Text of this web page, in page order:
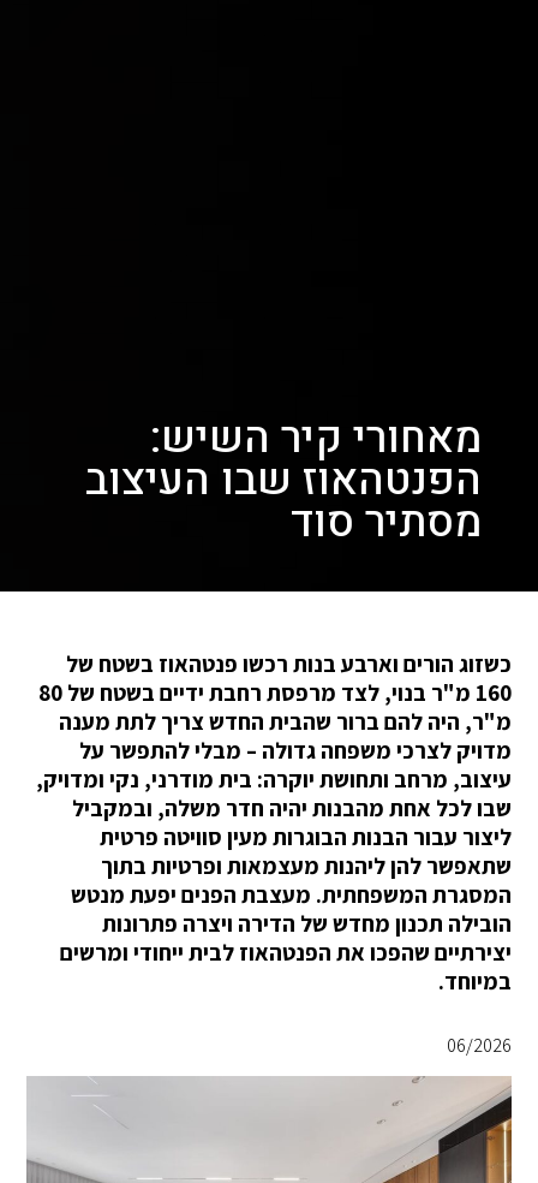
מאחורי קיר השיש:
הפנטהאוז שבו העיצוב
מסתיר סוד
כשזוג הורים וארבע בנות רכשו פנטהאוז בשטח של
160 מ"ר בנוי, לצד מרפסת רחבת ידיים בשטח של 80
מ"ר, היה להם ברור שהבית החדש צריך לתת מענה
מדויק לצרכי משפחה גדולה – מבלי להתפשר על
עיצוב, מרחב ותחושת יוקרה: בית מודרני, נקי ומדויק,
שבו לכל אחת מהבנות יהיה חדר משלה, ובמקביל
ליצור עבור הבנות הבוגרות מעין סוויטה פרטית
שתאפשר להן ליהנות מעצמאות ופרטיות בתוך
המסגרת המשפחתית. מעצבת הפנים יפעת מנטש
הובילה תכנון מחדש של הדירה ויצרה פתרונות
יצירתיים שהפכו את הפנטהאוז לבית ייחודי ומרשים
במיוחד.
06/2026